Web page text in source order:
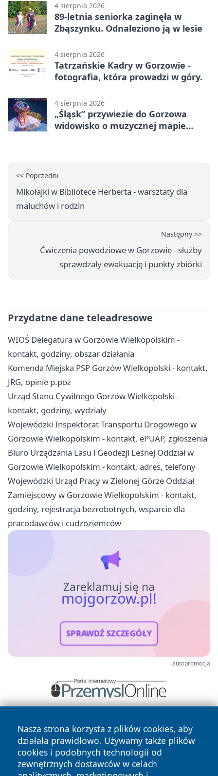
4 sierpnia 2026
89-letnia seniorka zaginęła w
Zbąszynku. Odnaleziono ją w lesie
4 sierpnia 2026
Tatrzańskie Kadry w Gorzowie -
fotografia, która prowadzi w góry.
4 sierpnia 2026
„Śląsk” przywiezie do Gorzowa
widowisko o muzycznej mapie
<< Poprzedni
Mikołajki w Bibliotece Herberta - warsztaty dla
maluchów i rodzin
Następny >>
Ćwiczenia powodziowe w Gorzowie - służby
sprawdzały ewakuację i punkty zbiórki
Przydatne dane teleadresowe
WIOŚ Delegatura w Gorzowie Wielkopolskim -
kontakt, godziny, obszar działania
Komenda Miejska PSP Gorzów Wielkopolski - kontakt,
JRG, opinie p.poż
Urząd Stanu Cywilnego Gorzów Wielkopolski -
kontakt, godziny, wydziały
Wojewódzki Inspektorat Transportu Drogowego w
Gorzowie Wielkopolskim - kontakt, ePUAP, zgłoszenia
Biuro Urządzania Lasu i Geodezji Leśnej Oddział w
Gorzowie Wielkopolskim - kontakt, adres, telefony
Wojewódzki Urząd Pracy w Zielonej Górze Oddział
Zamiejscowy w Gorzowie Wielkopolskim - kontakt,
godziny, rejestracja bezrobotnych, wsparcie dla
pracodawców i cudzoziemców
Zareklamuj się na
mojgorzow.pl!
SPRAWDŹ SZCZEGÓŁY
autopromocja
Nasza strona korzysta z plików cookies, aby
działała prawidłowo. Używamy także plików
cookies i podobnych technologii od
zewnętrznych dostawców w celach